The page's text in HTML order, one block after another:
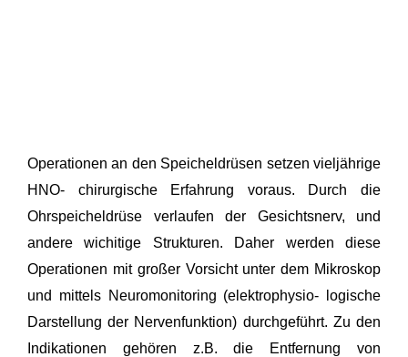
Operationen an den Speicheldrüsen setzen vieljährige
HNO- chirurgische Erfahrung voraus. Durch die
Ohrspeicheldrüse verlaufen der Gesichtsnerv, und
andere wichitige Strukturen. Daher werden diese
Operationen mit großer Vorsicht unter dem Mikroskop
und mittels Neuromonitoring (elektrophysio- logische
Darstellung der Nervenfunktion) durchgeführt. Zu den
Indikationen gehören z.B. die Entfernung von